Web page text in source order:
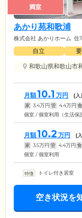
満室
あかり苑和歌浦
株式会社 あかりホーム 住
自立
和歌山県和歌山市
月額10.1 万円 (
家 3.4万円 管 4.4万円 食
個室 / 個室利用（生活保
月額10.2 万円 (
家 3.5万円 管 4.4万円 食
個室 / 個室利用
トイレ付き居室
空き状況を